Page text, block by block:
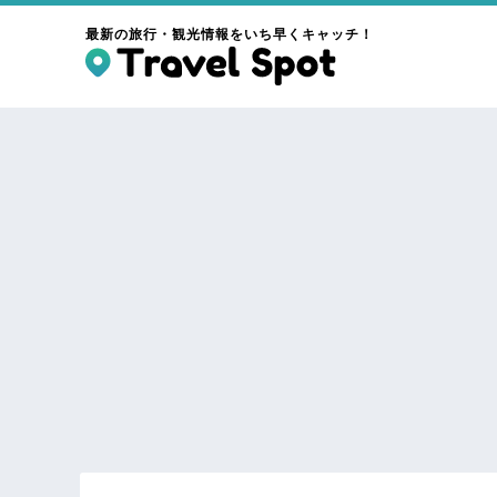
最新の旅行・観光情報をいち早くキャッチ！